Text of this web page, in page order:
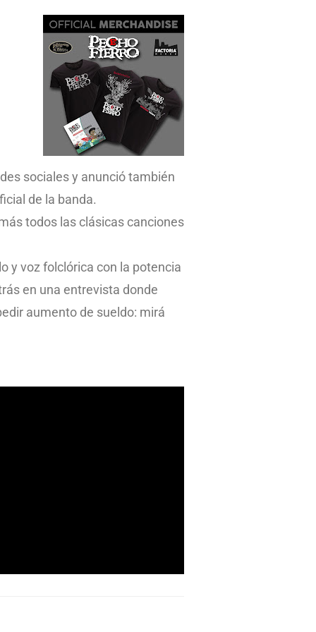
sociales y anunció también
de la banda.
todos las clásicas canciones
y voz folclórica con la potencia
en una entrevista donde
aumento de sueldo: mirá